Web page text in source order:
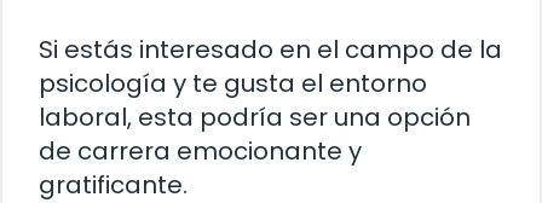
Si estás interesado en el campo de la
psicología y te gusta el entorno
laboral, esta podría ser una opción
de carrera emocionante y
gratificante.